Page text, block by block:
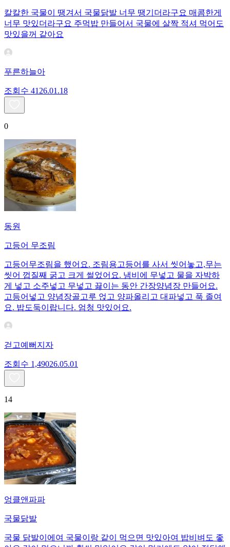
칼칼한 국물이 땡겨서 국물닭발 너무 땡기더라구요 매콤한게
너무 맛있더라구요 주먹밥 만들어서 국물에 살짝 적셔 먹어도
맛있을꺼 같아요
푸른하늘아
조회수 41 26.01.18
0
동원
고등어 무조림
고등어무조림을 했어요. 조림용고등어를 사서 씻어놓고,무는
씻어 껍질째 굵고 크게 썰었어요. 냄비에 무넣고 물을 자박하
게 넣고 소주넣고 무넣고 끓이는 동안 간장양념장 만들어요.
고등어넣고 양념장골고루 얹고 양파올리고 대파넣고 푹 졸여
요. 밥도둑이랍니다. 엄청 맛있어요.
걷고예뻐지자
조회수 1,49026.05.01
14
엉클앤파파
국물닭발
국물 닭발이에여 국물이랑 같이 먹으면 맛있아여 밥비벼도 좋